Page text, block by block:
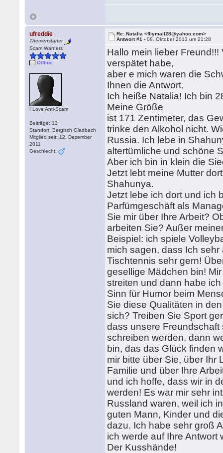
ufreddie
Themenstarter
Scam Warners
Offline
I Love Anti-Scam
Beiträge: 13
Standort: Bergisch Gladbach
Mitglied seit: 12. Dezember
2011
Geschlecht:
Re: Natalia <fliymail28@yahoo.com>
Antwort #1 -08. Oktober 2013 um 21:28
Hallo mein lieber
verspätet habe,
aber e mich waren die
Ihnen die Antwort.
Ich heiße Natalia! Ich bin
Meine Größe
ist 171 Zentimeter, das
trinke den Alkohol nicht.
Russia. Ich lebe in
altertümliche und schöne
Aber ich bin in klein die
Jetzt lebt meine Mutter
Shahunya.
Jetzt lebe ich dort und ich
Parfümgeschäft als
Sie mir über Ihre Arbeit?
arbeiten Sie? Außer
Beispiel: ich spiele
mich sagen, dass Ich
Tischtennis sehr gern!
gesellige Mädchen bin!
streiten und dann habe
Sinn für Humor beim
Sie diese Qualitäten in
sich? Treiben Sie Sport
dass unsere
schreiben werden, dann
bin, das das Glück finden
mir bitte über Sie, über Ihr
Familie und über Ihre
und ich hoffe, dass wir in
werden! Es war mir sehr
Russland waren, weil ich
guten Mann, Kinder und
dazu. Ich habe sehr groß
ich werde auf Ihre Antwort
Der Kusshände!